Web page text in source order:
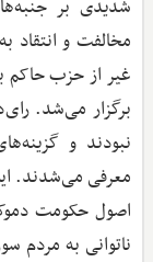
شدیدی بر
مخالفت و انتقاد
غیر از حزب حاکم
برگزار می‌شد.
نبودند و
معرفی می‌شدند.
اصول حکومت
ناتوانی به مردم